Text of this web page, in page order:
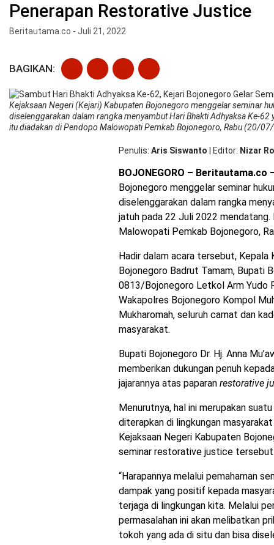
Penerapan Restorative Justice
Beritautama.co - Juli 21, 2022
BAGIKAN:
Kejaksaan Negeri (Kejari) Kabupaten Bojonegoro menggelar seminar
diselenggarakan dalam rangka menyambut Hari Bhakti Adhyaksa Ke-
itu diadakan di Pendopo Malowopati Pemkab Bojonegoro, Rabu (20/
Penulis Aris Siswanto Editor Nizar
BOJONEGORO – Beritautama.co
Bojonegoro menggelar seminar
diselenggarakan dalam rangka
jatuh pada 22 Juli 2022
Malowopati Pemkab Bojonegoro,
Hadir dalam acara tersebut, Kepala
Bojonegoro Badrut Tamam, Bupati
0813/Bojonegoro Letkol Arm Yudo
Wakapolres Bojonegoro Kompol
Mukharomah, seluruh camat dan
masyarakat.
Bupati Bojonegoro Dr. Hj. Anna
memberikan dukungan penuh
jajarannya atas paparanrestorative
Menurutnya, hal ini merupakan
diterapkan di lingkungan
Kejaksaan Negeri Kabupaten
seminar restorative justice
“Harapannya melalui pemahaman
dampak yang positif kepada
terjaga di lingkungan kita. Melalui
permasalahan ini akan melibatkan
tokoh yang ada di situ dan bisa